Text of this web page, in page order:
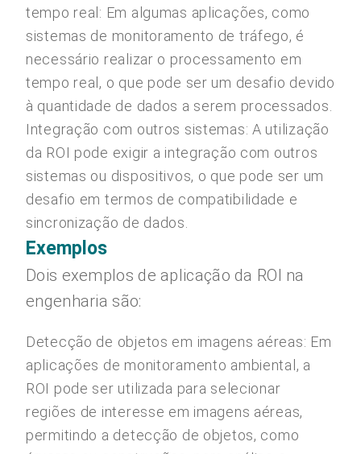
tempo real: Em algumas aplicações, como
sistemas de monitoramento de tráfego, é
necessário realizar o processamento em
tempo real, o que pode ser um desafio devido
à quantidade de dados a serem processados.
Integração com outros sistemas: A utilização
da ROI pode exigir a integração com outros
sistemas ou dispositivos, o que pode ser um
desafio em termos de compatibilidade e
sincronização de dados.
Exemplos
Dois exemplos de aplicação da ROI na
engenharia são:
Detecção de objetos em imagens aéreas: Em
aplicações de monitoramento ambiental, a
ROI pode ser utilizada para selecionar
regiões de interesse em imagens aéreas,
permitindo a detecção de objetos, como